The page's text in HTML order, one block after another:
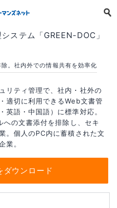
ステム「GREEN-DOC」
。社内外での情報共有を効率化
リティ管理で、社内・社外の
適切に利用できるWeb文書管
英語・中国語）に標準対応。
の文書添付を排除し、セキ
。個人のPC内に蓄積された文
業。
ダウンロード